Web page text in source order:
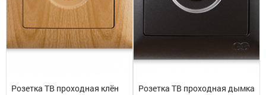
Розетка ТВ проходная клён
Розетка ТВ проходная дымка